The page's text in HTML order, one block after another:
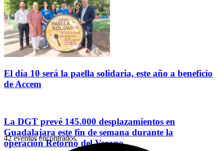
El día 10 será la paella solidaria, este año a beneficio
de Accem
La DGT prevé 145.000 desplazamientos en
Guadalajara este fin de semana durante la
operación Retorno del Verano
42 eventos encontrados.